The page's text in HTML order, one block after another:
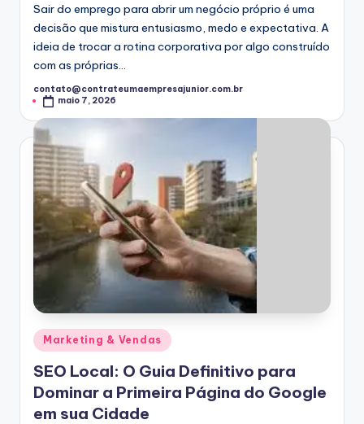
Sair do emprego para abrir um negócio próprio é uma
decisão que mistura entusiasmo, medo e expectativa. A
ideia de trocar a rotina corporativa por algo construído
com as próprias…
Posted
by
contato@contrateumaempresajunior.com.br
maio 7, 2026
Posted
in
Marketing & Vendas
SEO Local: O Guia Definitivo para
Dominar a Primeira Página do Google
em sua Cidade